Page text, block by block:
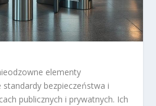
elementy
bezpieczeństwa i
publicznych i prywatnych. Ich